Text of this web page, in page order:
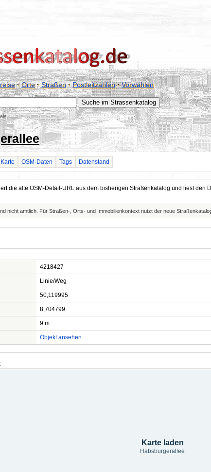
·Orte·Straßen·Postleitzahlen·Vorwahlen
Karte OSM-Daten Tags Datenstand
die alte OSM-Detail-URL aus dem bisherigen Straßenkatalog und liest den
nicht amtlich. Für Straßen-, Orts- und Immobilienkontext nutzt der neue
4218427
Linie/Weg
50,119995
8,704799
9 m
Objekt ansehen
Karte laden
Habsburgerallee